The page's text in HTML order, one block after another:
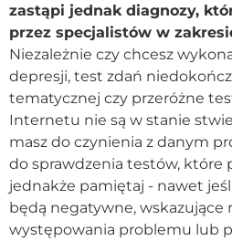
Dołącz do
zastąpi jednak diagnozy,
przez specjalistów w
Niezależnie czy chcesz
depresji, test zdań
tematycznej czy przeróżne
Internetu nie są w stanie
masz do czynienia z danym
do sprawdzenia testów, które
jednakże pamiętaj - nawet
będą negatywne, wskazujące
występowania problemu lub